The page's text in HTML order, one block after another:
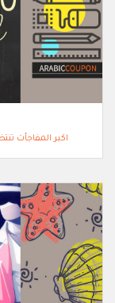
اكبر المفاجأت